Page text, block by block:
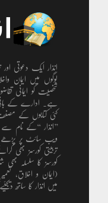
انذار ایک دعوتی
لوگوں میں ایمان
شخصیت کو ایمانی
ہے۔ ادارے کے بانی
کئی کتابوں کے مصنف
’’انذار ‘‘کے
ویب سائٹ پر پڑھے
تربیتی کورسز بھی
کورسز کا سلسلہ بھی
(ایمان و اخلاق،
میں انذار کا ساتھ دیجئیے.